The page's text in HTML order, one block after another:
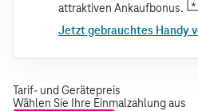
attraktiven Ankaufbonus.
Jetzt gebrauchtes Handy
Tarif- und Gerätepreis
Wählen Sie Ihre Einmalzahlung aus